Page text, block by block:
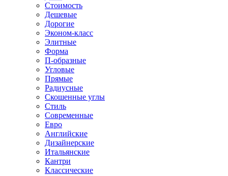
Стоимость
Дешевые
Дорогие
Эконом-класс
Элитные
Форма
П-образные
Угловые
Прямые
Радиусные
Скошенные углы
Стиль
Современные
Евро
Английские
Дизайнерские
Итальянские
Кантри
Классические